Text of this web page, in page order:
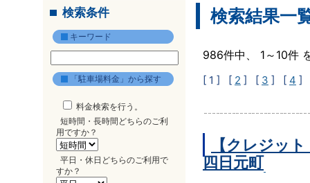
検索条件
キーワード
「駐車場料金」から探す
料金検索を行う。
短時間・長時間どちらのご利
用ですか？
平日・休日どちらのご利用で
すか？
検索結果一
986件中、 1～10件
[ 1 ] [ 2 ] [ 3 ] [ 4 ]
【クレジッ
四日元町